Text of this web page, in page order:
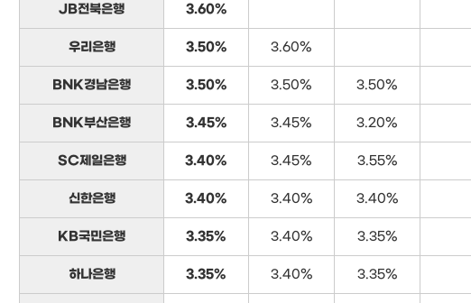
JB전북은행 3.60%
우리은행 3.50% 3.60%
BNK경남은행 3.50% 3.50% 3.50%
BNK부산은행 3.45% 3.45% 3.20%
SC제일은행 3.40% 3.45% 3.55%
신한은행 3.40% 3.40% 3.40%
KB국민은행 3.35% 3.40% 3.35%
하나은행 3.35% 3.40% 3.35%